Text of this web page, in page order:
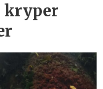
kryper